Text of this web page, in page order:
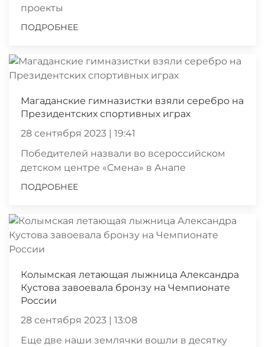
проекты
ПОДРОБНЕЕ
Магаданские гимназистки взяли серебро на
Президентских спортивных играх
28 сентября 2023 | 19:41
Победителей назвали во всероссийском
детском центре «Смена» в Анапе
ПОДРОБНЕЕ
Колымская летающая лыжница Александра
Кустова завоевала бронзу на Чемпионате
России
28 сентября 2023 | 13:08
Еще две наши землячки вошли в десятку